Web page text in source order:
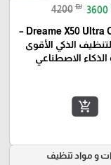
4200 ₪ 3600
Dreame X50 Ultra Complete –
الذكي الأقوى
الذكاء الاصطناعي
add_shopping_cart
و مواد تنظيف